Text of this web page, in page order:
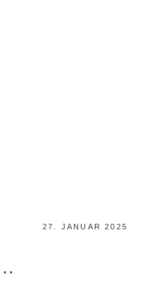
POSTED
27. JANUAR 2025